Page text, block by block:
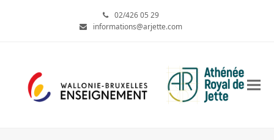
02/426 05 29
informations@arjette.com